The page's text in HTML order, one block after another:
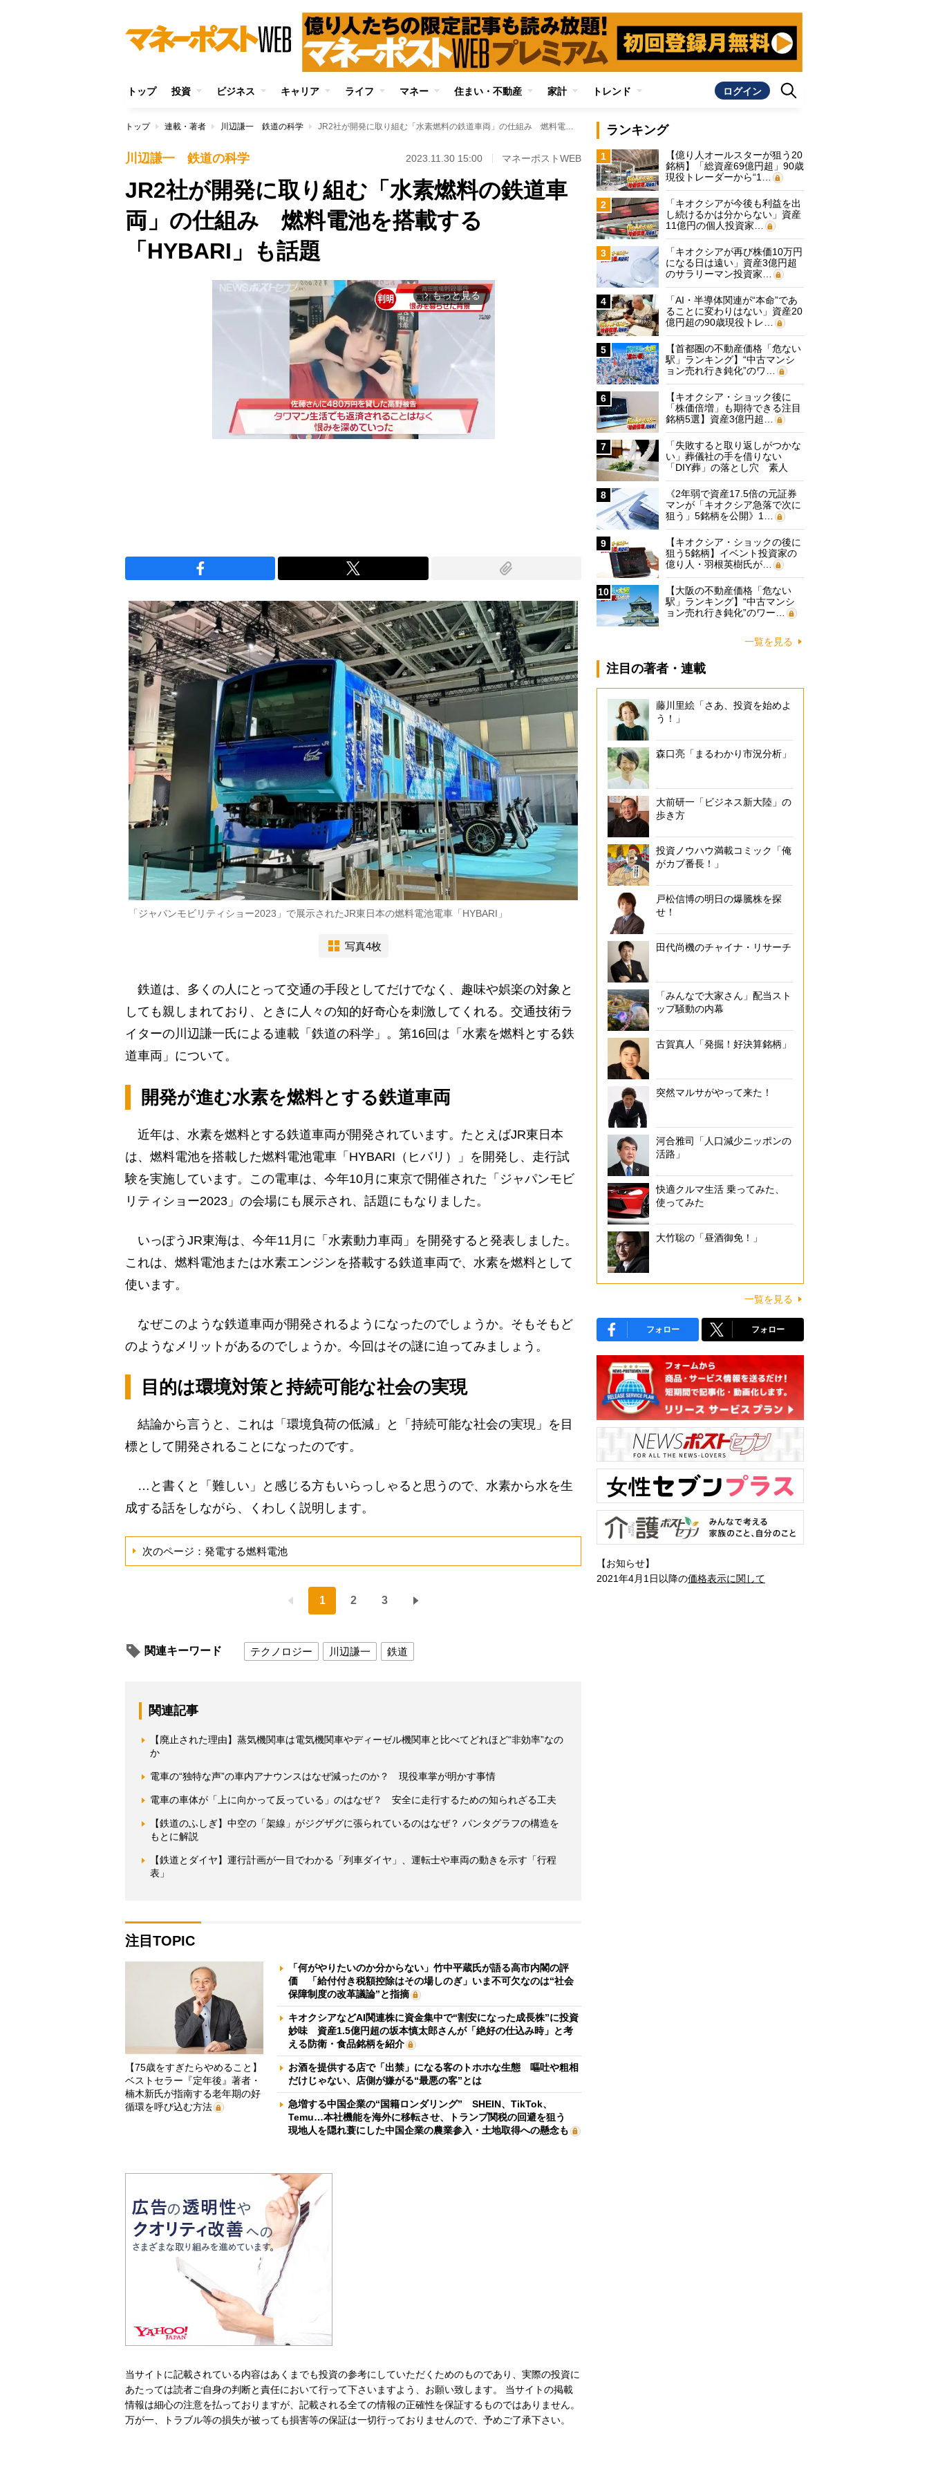
トップ 投資 ビジネス キャリア ライフ マネー 住まい・不動産 家計 トレンド ログイン
トップ 連載・著者 川辺謙一 鉄道の科学 JR2社が開発に取り組む「水素燃料の鉄道車両」の仕組み 燃料電池を搭載する「HYBARI」も話題
川辺謙一 鉄道の科学 2023.11.30 15:00 マネーポストWEB
JR2社が開発に取り組む「水素燃料の鉄道車
両」の仕組み 燃料電池を搭載する
「HYBARI」も話題
arrow_forward_ios もっと見る
「ジャパンモビリティショー2023」で展示されたJR東日本の燃料電池電車「HYBARI」
写真4枚
鉄道は、多くの人にとって交通の手段としてだけでなく、趣味や娯楽の対象と
しても親しまれており、ときに人々の知的好奇心を刺激してくれる。交通技術ラ
イターの川辺謙一氏による連載「鉄道の科学」。第16回は「水素を燃料とする鉄
道車両」について。
開発が進む水素を燃料とする鉄道車両
近年は、水素を燃料とする鉄道車両が開発されています。たとえばJR東日本
は、燃料電池を搭載した燃料電池電車「HYBARI（ヒバリ）」を開発し、走行試
験を実施しています。この電車は、今年10月に東京で開催された「ジャパンモビ
リティショー2023」の会場にも展示され、話題にもなりました。
いっぽうJR東海は、今年11月に「水素動力車両」を開発すると発表しました。
これは、燃料電池または水素エンジンを搭載する鉄道車両で、水素を燃料として
使います。
なぜこのような鉄道車両が開発されるようになったのでしょうか。そもそもど
のようなメリットがあるのでしょうか。今回はその謎に迫ってみましょう。
目的は環境対策と持続可能な社会の実現
結論から言うと、これは「環境負荷の低減」と「持続可能な社会の実現」を目
標として開発されることになったのです。
…と書くと「難しい」と感じる方もいらっしゃると思うので、水素から水を生
成する話をしながら、くわしく説明します。
次のページ：発電する燃料電池
1 2 3
関連キーワード テクノロジー 川辺謙一 鉄道
関連記事
【廃止された理由】蒸気機関車は電気機関車やディーゼル機関車と比べてどれほど“非効率”なの
か
電車の“独特な声”の車内アナウンスはなぜ減ったのか？ 現役車掌が明かす事情
電車の車体が「上に向かって反っている」のはなぜ？ 安全に走行するための知られざる工夫
【鉄道のふしぎ】中空の「架線」がジグザグに張られているのはなぜ？ パンタグラフの構造を
もとに解説
【鉄道とダイヤ】運行計画が一目でわかる「列車ダイヤ」、運転士や車両の動きを示す「行程
表」
注目TOPIC
【75歳をすぎたらやめること】
ベストセラー『定年後』著者・
楠木新氏が指南する老年期の好
循環を呼び込む方法
「何がやりたいのか分からない」竹中平蔵氏が語る高市内閣の評
価 「給付付き税額控除はその場しのぎ」いま不可欠なのは“社会
保障制度の改革議論”と指摘
キオクシアなどAI関連株に資金集中で“割安になった成長株”に投資
妙味 資産1.5億円超の坂本慎太郎さんが「絶好の仕込み時」と考
える防衛・食品銘柄を紹介
お酒を提供する店で「出禁」になる客のトホホな生態 嘔吐や粗相
だけじゃない、店側が嫌がる“最悪の客”とは
急増する中国企業の“国籍ロンダリング” SHEIN、TikTok、
Temu…本社機能を海外に移転させ、トランプ関税の回避を狙う
現地人を隠れ蓑にした中国企業の農業参入・土地取得への懸念も
当サイトに記載されている内容はあくまでも投資の参考にしていただくためのものであり、実際の投資に
あたっては読者ご自身の判断と責任において行って下さいますよう、お願い致します。 当サイトの掲載
情報は細心の注意を払っておりますが、記載される全ての情報の正確性を保証するものではありません。
万が一、トラブル等の損失が被っても損害等の保証は一切行っておりませんので、予めご了承下さい。
ランキング
1
【億り人オールスターが狙う20
銘柄】「総資産69億円超」90歳
現役トレーダーから“1…
2
「キオクシアが今後も利益を出
し続けるかは分からない」資産
11億円の個人投資家…
3
「キオクシアが再び株価10万円
になる日は遠い」資産3億円超
のサラリーマン投資家…
4
「AI・半導体関連が“本命”であ
ることに変わりはない」資産20
億円超の90歳現役トレ…
5
【首都圏の不動産価格「危ない
駅」ランキング】“中古マンシ
ョン売れ行き鈍化”のワ…
6
【キオクシア・ショック後に
「株価倍増」も期待できる注目
銘柄5選】資産3億円超…
7
「失敗すると取り返しがつかな
い」葬儀社の手を借りない
「DIY葬」の落とし穴 素人
に…
8
《2年弱で資産17.5倍の元証券
マンが「キオクシア急落で次に
狙う」5銘柄を公開》1…
9
【キオクシア・ショックの後に
狙う5銘柄】イベント投資家の
億り人・羽根英樹氏が…
10
【大阪の不動産価格「危ない
駅」ランキング】“中古マンシ
ョン売れ行き鈍化”のワー…
一覧を見る
注目の著者・連載
藤川里絵「さあ、投資を始めよ
う！」
森口亮「まるわかり市況分析」
大前研一「ビジネス新大陸」の
歩き方
投資ノウハウ満載コミック「俺
がカブ番長！」
戸松信博の明日の爆騰株を探
せ！
田代尚機のチャイナ・リサーチ
「みんなで大家さん」配当スト
ップ騒動の内幕
古賀真人「発掘！好決算銘柄」
突然マルサがやって来た！
河合雅司「人口減少ニッポンの
活路」
快適クルマ生活 乗ってみた、
使ってみた
大竹聡の「昼酒御免！」
一覧を見る
フォロー フォロー
【お知らせ】
2021年4月1日以降の価格表示に関して